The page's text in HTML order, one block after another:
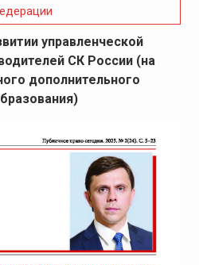
управленческой
СК России (на
дополнительного